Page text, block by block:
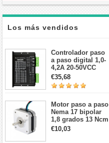
Los más vendidos
Controlador paso
a paso digital 1,0-
4,2A 20-50VCC
para motor paso a
paso Nema 17, 23,
24
€35,68
Motor paso a paso
Nema 17 bipolar
1,8 grados 13 Ncm
1A 3,5 V
42x42x20mm 4
€10,03